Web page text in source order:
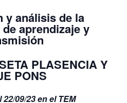
y análisis de la
aprendizaje y
PLASENCIA Y
PONS
22/09/23 en el TEM